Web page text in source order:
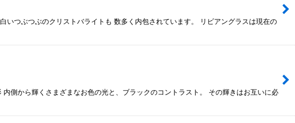
つぶつぶのクリストバライトも 数多く内包されています。 リビアングラスは現在の
側から輝くさまざまなお色の光と、ブラックのコントラスト。 その輝きはお互いに必